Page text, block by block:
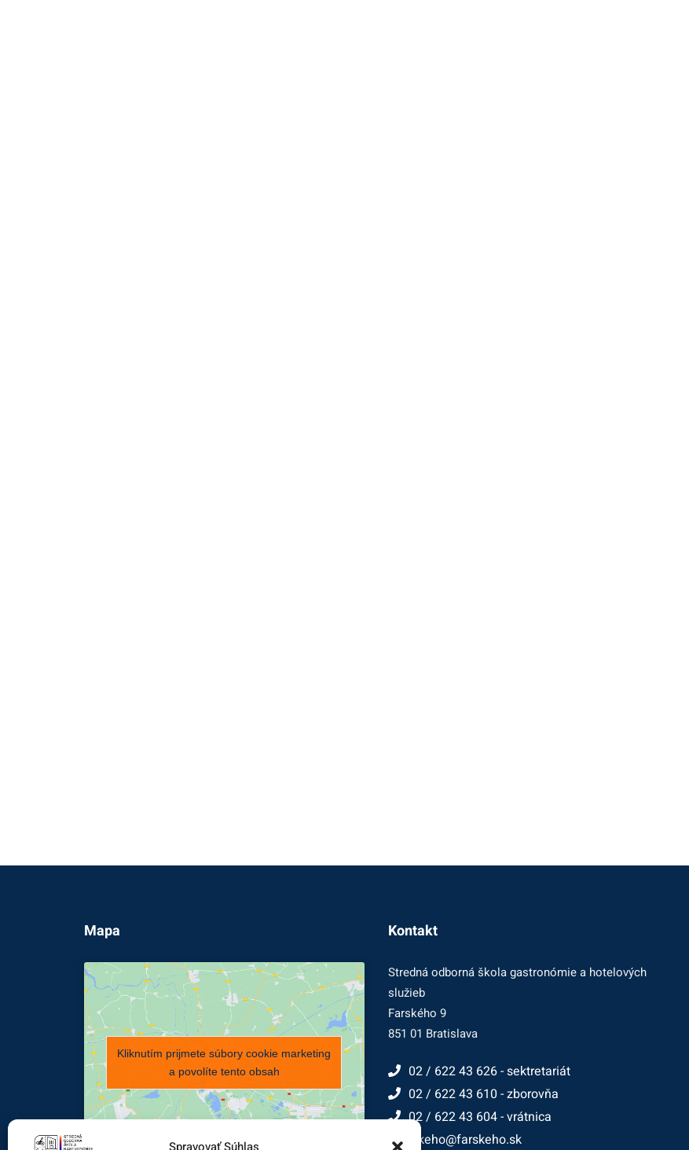
Mapa
Kliknutím prijmete súbory cookie marketing
a povolíte tento obsah
Kontakt
Stredná odborná škola gastronómie a hotelových
služieb
Farského 9
851 01 Bratislava
02 / 622 43 626 - sektretariát
02 / 622 43 610 - zborovňa
02 / 622 43 604 - vrátnica
farskeho@farskeho.sk